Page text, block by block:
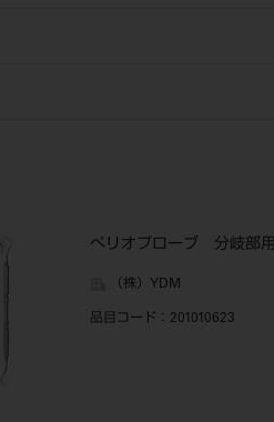
ぺリオプローブ 分岐部用
（株）YDM
品目コード ：201010623